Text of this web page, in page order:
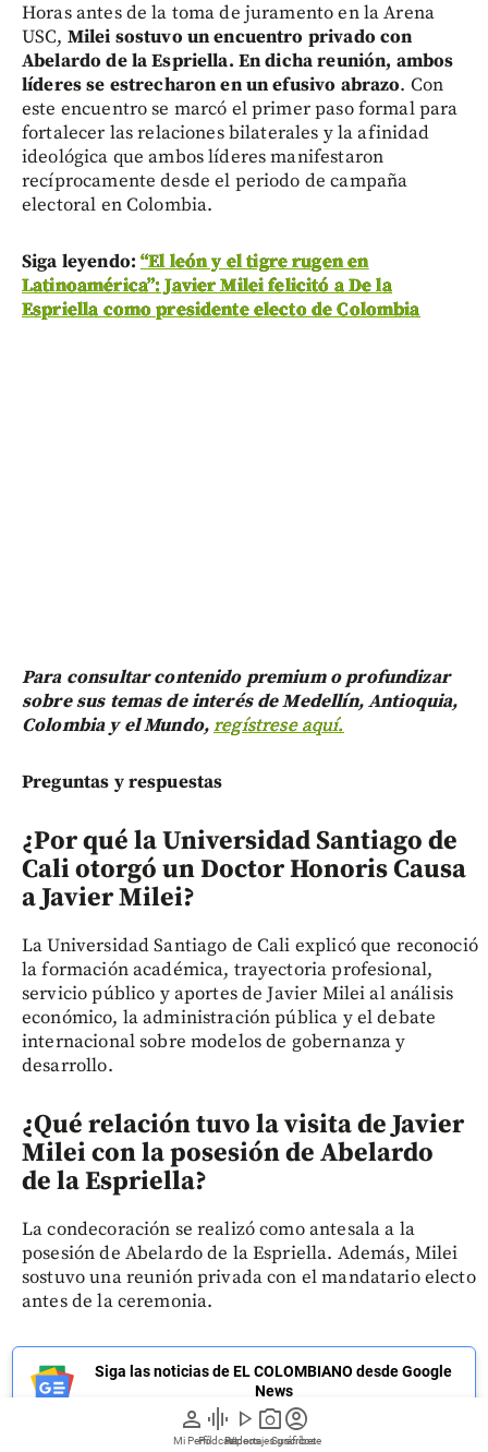
person
Mi Perfil
graphic_eq
Pódcast
play_arrow
Videos
photo_camera
Reportajes gráficos
account_circle
Suscríbete
Horas antes de la toma de juramento en la Arena
USC, Milei sostuvo un encuentro privado con
Abelardo de la Espriella. En dicha reunión, ambos
líderes se estrecharon en un efusivo abrazo. Con
este encuentro se marcó el primer paso formal para
fortalecer las relaciones bilaterales y la afinidad
ideológica que ambos líderes manifestaron
recíprocamente desde el periodo de campaña
electoral en Colombia.
Siga leyendo:“El león y el tigre rugen en
Latinoamérica”: Javier Milei felicitó a De la
Espriella como presidente electo de Colombia
Para consultar contenido premium o profundizar
sobre sus temas de interés de Medellín, Antioquia,
Colombia y el Mundo,regístrese aquí.
Preguntas y respuestas
¿Por qué la Universidad Santiago de
Cali otorgó un Doctor Honoris Causa
a Javier Milei?
La Universidad Santiago de Cali explicó que reconoció
la formación académica, trayectoria profesional,
servicio público y aportes de Javier Milei al análisis
económico, la administración pública y el debate
internacional sobre modelos de gobernanza y
desarrollo.
¿Qué relación tuvo la visita de Javier
Milei con la posesión de Abelardo
de la Espriella?
La condecoración se realizó como antesala a la
posesión de Abelardo de la Espriella. Además, Milei
sostuvo una reunión privada con el mandatario electo
antes de la ceremonia.
Siga las noticias de EL COLOMBIANO desde Google
News